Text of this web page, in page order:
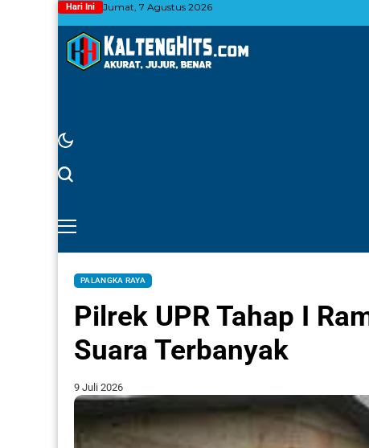
Hari Ini Jumat, 7 Agustus 2026
PALANGKA RAYA
Pilrek UPR Tahap I
Suara Terbanyak
9 Juli 2026